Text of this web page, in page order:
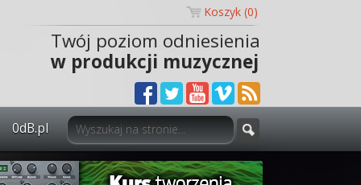
Koszyk (0)
Twój poziom odniesienia
w produkcji muzycznej
0dB.pl
0dB.pl - informacje